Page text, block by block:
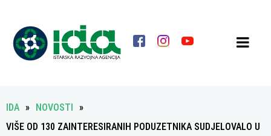
IDA » NOVOSTI
»
VIŠE OD 130 ZAINTERESIRANIH PODUZETNIKA SUDJELOVALO U